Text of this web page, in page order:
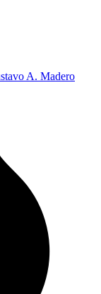
A. Madero